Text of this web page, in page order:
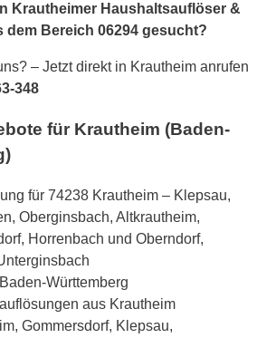
Krautheimer Haushaltsauflöser &
dem Bereich 06294 gesucht?
– Jetzt direkt in Krautheim anrufen
348
für Krautheim (Baden-
für 74238 Krautheim – Klepsau,
Oberginsbach, Altkrautheim,
Horrenbach und Oberndorf,
Württemberg
aus Krautheim
Gommersdorf, Klepsau,